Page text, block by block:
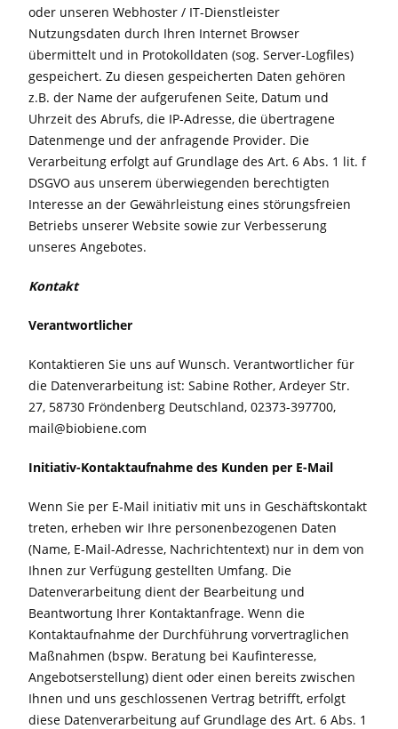
oder unseren Webhoster / IT-Dienstleister
Nutzungsdaten durch Ihren Internet Browser
übermittelt und in Protokolldaten (sog. Server-Logfiles)
gespeichert. Zu diesen gespeicherten Daten gehören
z.B. der Name der aufgerufenen Seite, Datum und
Uhrzeit des Abrufs, die IP-Adresse, die übertragene
Datenmenge und der anfragende Provider. Die
Verarbeitung erfolgt auf Grundlage des Art. 6 Abs. 1 lit. f
DSGVO aus unserem überwiegenden berechtigten
Interesse an der Gewährleistung eines störungsfreien
Betriebs unserer Website sowie zur Verbesserung
unseres Angebotes.
Kontakt
Verantwortlicher
Kontaktieren Sie uns auf Wunsch. Verantwortlicher für
die Datenverarbeitung ist: Sabine Rother, Ardeyer Str.
27, 58730 Fröndenberg Deutschland, 02373-397700,
mail@biobiene.com
Initiativ-Kontaktaufnahme des Kunden per E-Mail
Wenn Sie per E-Mail initiativ mit uns in Geschäftskontakt
treten, erheben wir Ihre personenbezogenen Daten
(Name, E-Mail-Adresse, Nachrichtentext) nur in dem von
Ihnen zur Verfügung gestellten Umfang. Die
Datenverarbeitung dient der Bearbeitung und
Beantwortung Ihrer Kontaktanfrage. Wenn die
Kontaktaufnahme der Durchführung vorvertraglichen
Maßnahmen (bspw. Beratung bei Kaufinteresse,
Angebotserstellung) dient oder einen bereits zwischen
Ihnen und uns geschlossenen Vertrag betrifft, erfolgt
diese Datenverarbeitung auf Grundlage des Art. 6 Abs. 1